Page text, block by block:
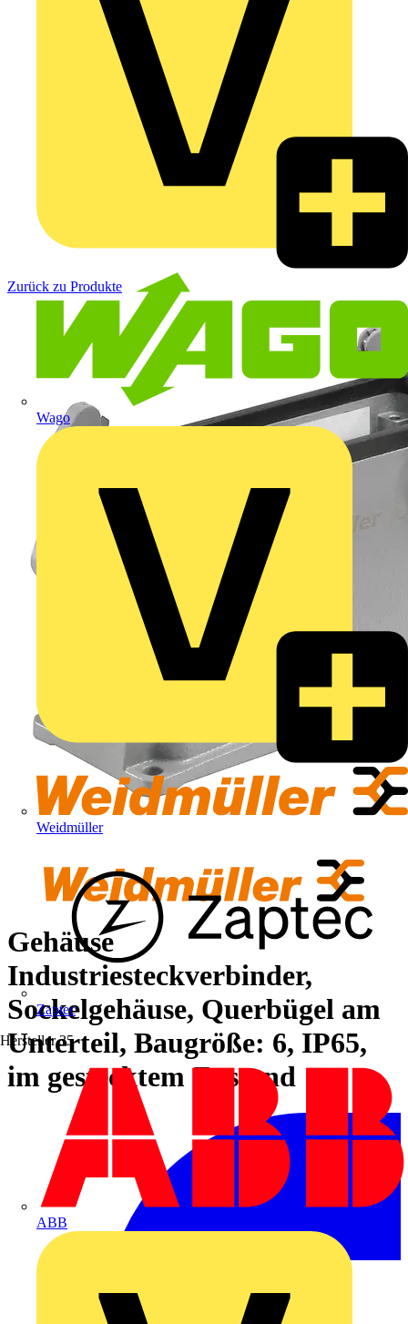
Wago
Weidmüller
Zaptec
Hersteller 35
ABB
Zurück zu Produkte
Gehäuse
Industriesteckverbinder,
Sockelgehäuse, Querbügel am
Unterteil, Baugröße: 6, IP65,
im gestecktem Zustand